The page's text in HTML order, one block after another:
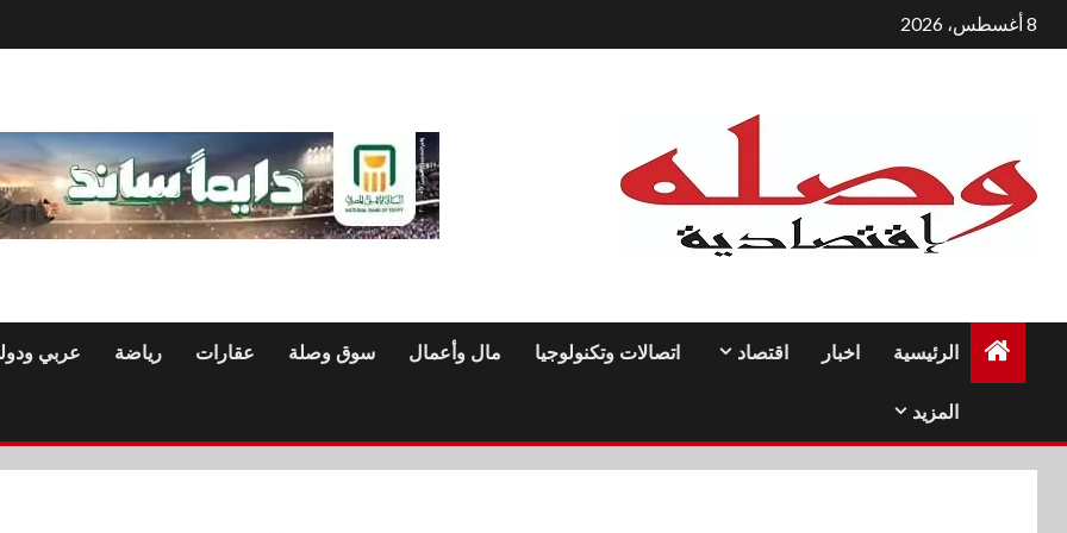
التجاوز
إلى
8 أغسطس، 2026
الرئيسية اخبار اقتصاد اتصالات وتكنولوجيا مال وأعمال سوق وصلة عقارات رياضة عربي
المزيد